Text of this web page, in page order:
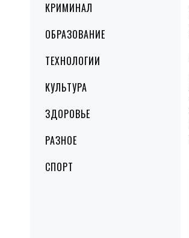
КРИМИНАЛ
ОБРАЗОВАНИЕ
ТЕХНОЛОГИИ
КУЛЬТУРА
ЗДОРОВЬЕ
РАЗНОЕ
СПОРТ